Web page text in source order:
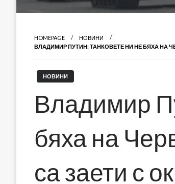
HOMEPAGE
НОВИНИ
ВЛАДИМИР ПУТИН: ТАНКОВЕТЕ НИ НЕ БЯХА НА
НОВИНИ
Владимир
бяха на
са заети с